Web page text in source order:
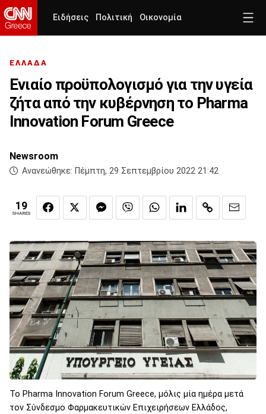
Ειδήσεις Πολιτική Οικονομία
ΕΛΛΑΔΑ
Ενιαίο προϋπολογισμό για την υγεία
ζήτα από την κυβέρνηση το Pharma
Innovation Forum Greece
Newsroom
Ανανεώθηκε: Πέμπτη, 29 Σεπτεμβρίου 2022 21:42
19
SHARES
Το Pharma Innovation Forum Greece, μόλις μία ημέρα μετά
τον Σύνδεσμο Φαρμακευτικών Επιχειρήσεων Ελλάδος,